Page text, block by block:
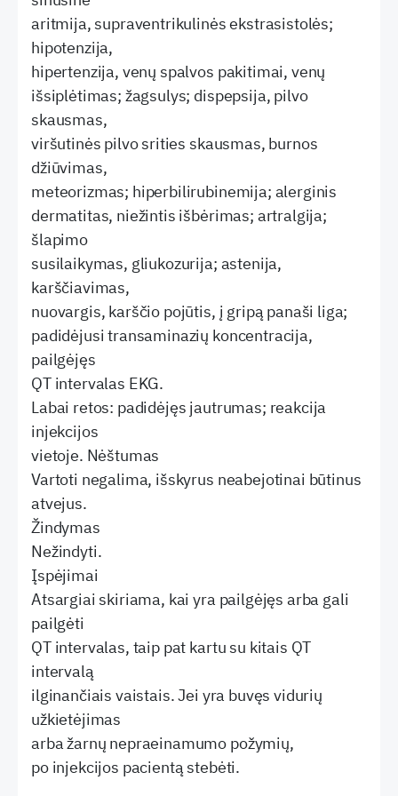
aritmija, supraventrikulinės ekstrasistolės;
hipotenzija,
hipertenzija, venų spalvos pakitimai, venų
išsiplėtimas; žagsulys; dispepsija, pilvo
skausmas,
viršutinės pilvo srities skausmas, burnos
džiūvimas,
meteorizmas; hiperbilirubinemija; alerginis
dermatitas, niežintis išbėrimas; artralgija;
šlapimo
susilaikymas, gliukozurija; astenija,
karščiavimas,
nuovargis, karščio pojūtis, į gripą panaši liga;
padidėjusi transaminazių koncentracija,
pailgėjęs
QT intervalas EKG.
Labai retos: padidėjęs jautrumas; reakcija
injekcijos
vietoje. Nėštumas
Vartoti negalima, išskyrus neabejotinai būtinus
atvejus.
Žindymas
Nežindyti.
Įspėjimai
Atsargiai skiriama, kai yra pailgėjęs arba gali
pailgėti
QT intervalas, taip pat kartu su kitais QT
intervalą
ilginančiais vaistais. Jei yra buvęs vidurių
užkietėjimas
arba žarnų nepraeinamumo požymių,
po injekcijos pacientą stebėti.